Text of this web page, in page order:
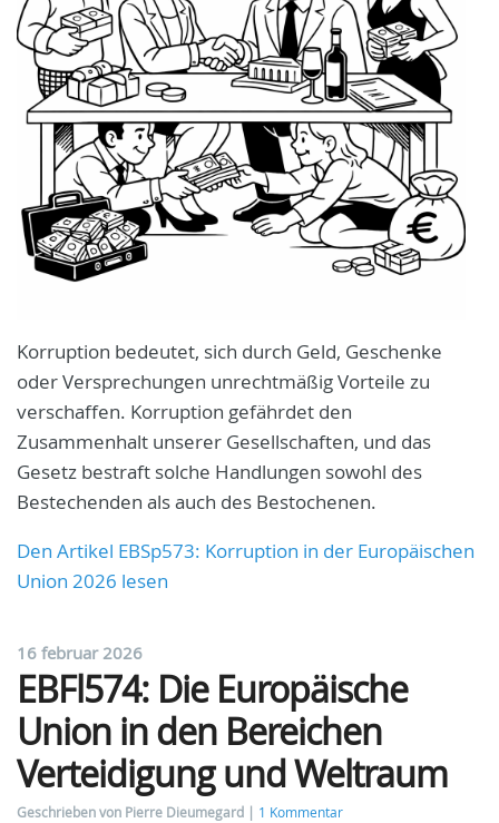
Korruption bedeutet, sich durch Geld, Geschenke
oder Versprechungen unrechtmäßig Vorteile zu
verschaffen. Korruption gefährdet den
Zusammenhalt unserer Gesellschaften, und das
Gesetz bestraft solche Handlungen sowohl des
Bestechenden als auch des Bestochenen.
Den Artikel EBSp573: Korruption in der Europäischen
Union 2026 lesen
16 februar 2026
EBFl574: Die Europäische
Union in den Bereichen
Verteidigung und Weltraum
Geschrieben von Pierre Dieumegard
1 Kommentar